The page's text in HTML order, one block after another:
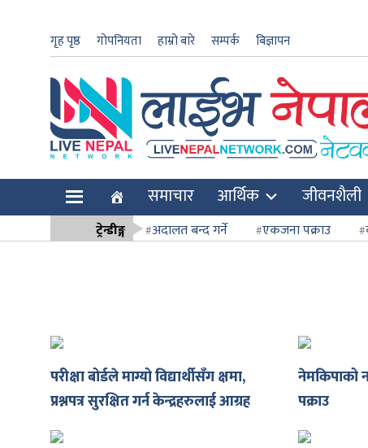
गृह पृष्ठ गोपनियता हाम्रो बारे सम्पर्क बिज्ञापन
समाचार आर्थिक जीवनशैली
ट्रेन्डीङ्ग अदालत बन्द गर्ने एकजना पक्राउ
परीक्षा बोर्डले माग्यो विद्यार्थीसँग क्षमा,
प्रश्नपत्र सुरक्षित गर्न केन्द्रहरुलाई आग्रह
नेमकिपाको
पक्राउ